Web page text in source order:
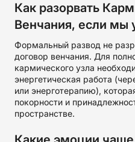
Как разорвать
Венчания, если мы
Формальный развод не
договор венчания. Для
кармического узла
энергетическая работа
или энерготерапию),
покорности и
пространстве.